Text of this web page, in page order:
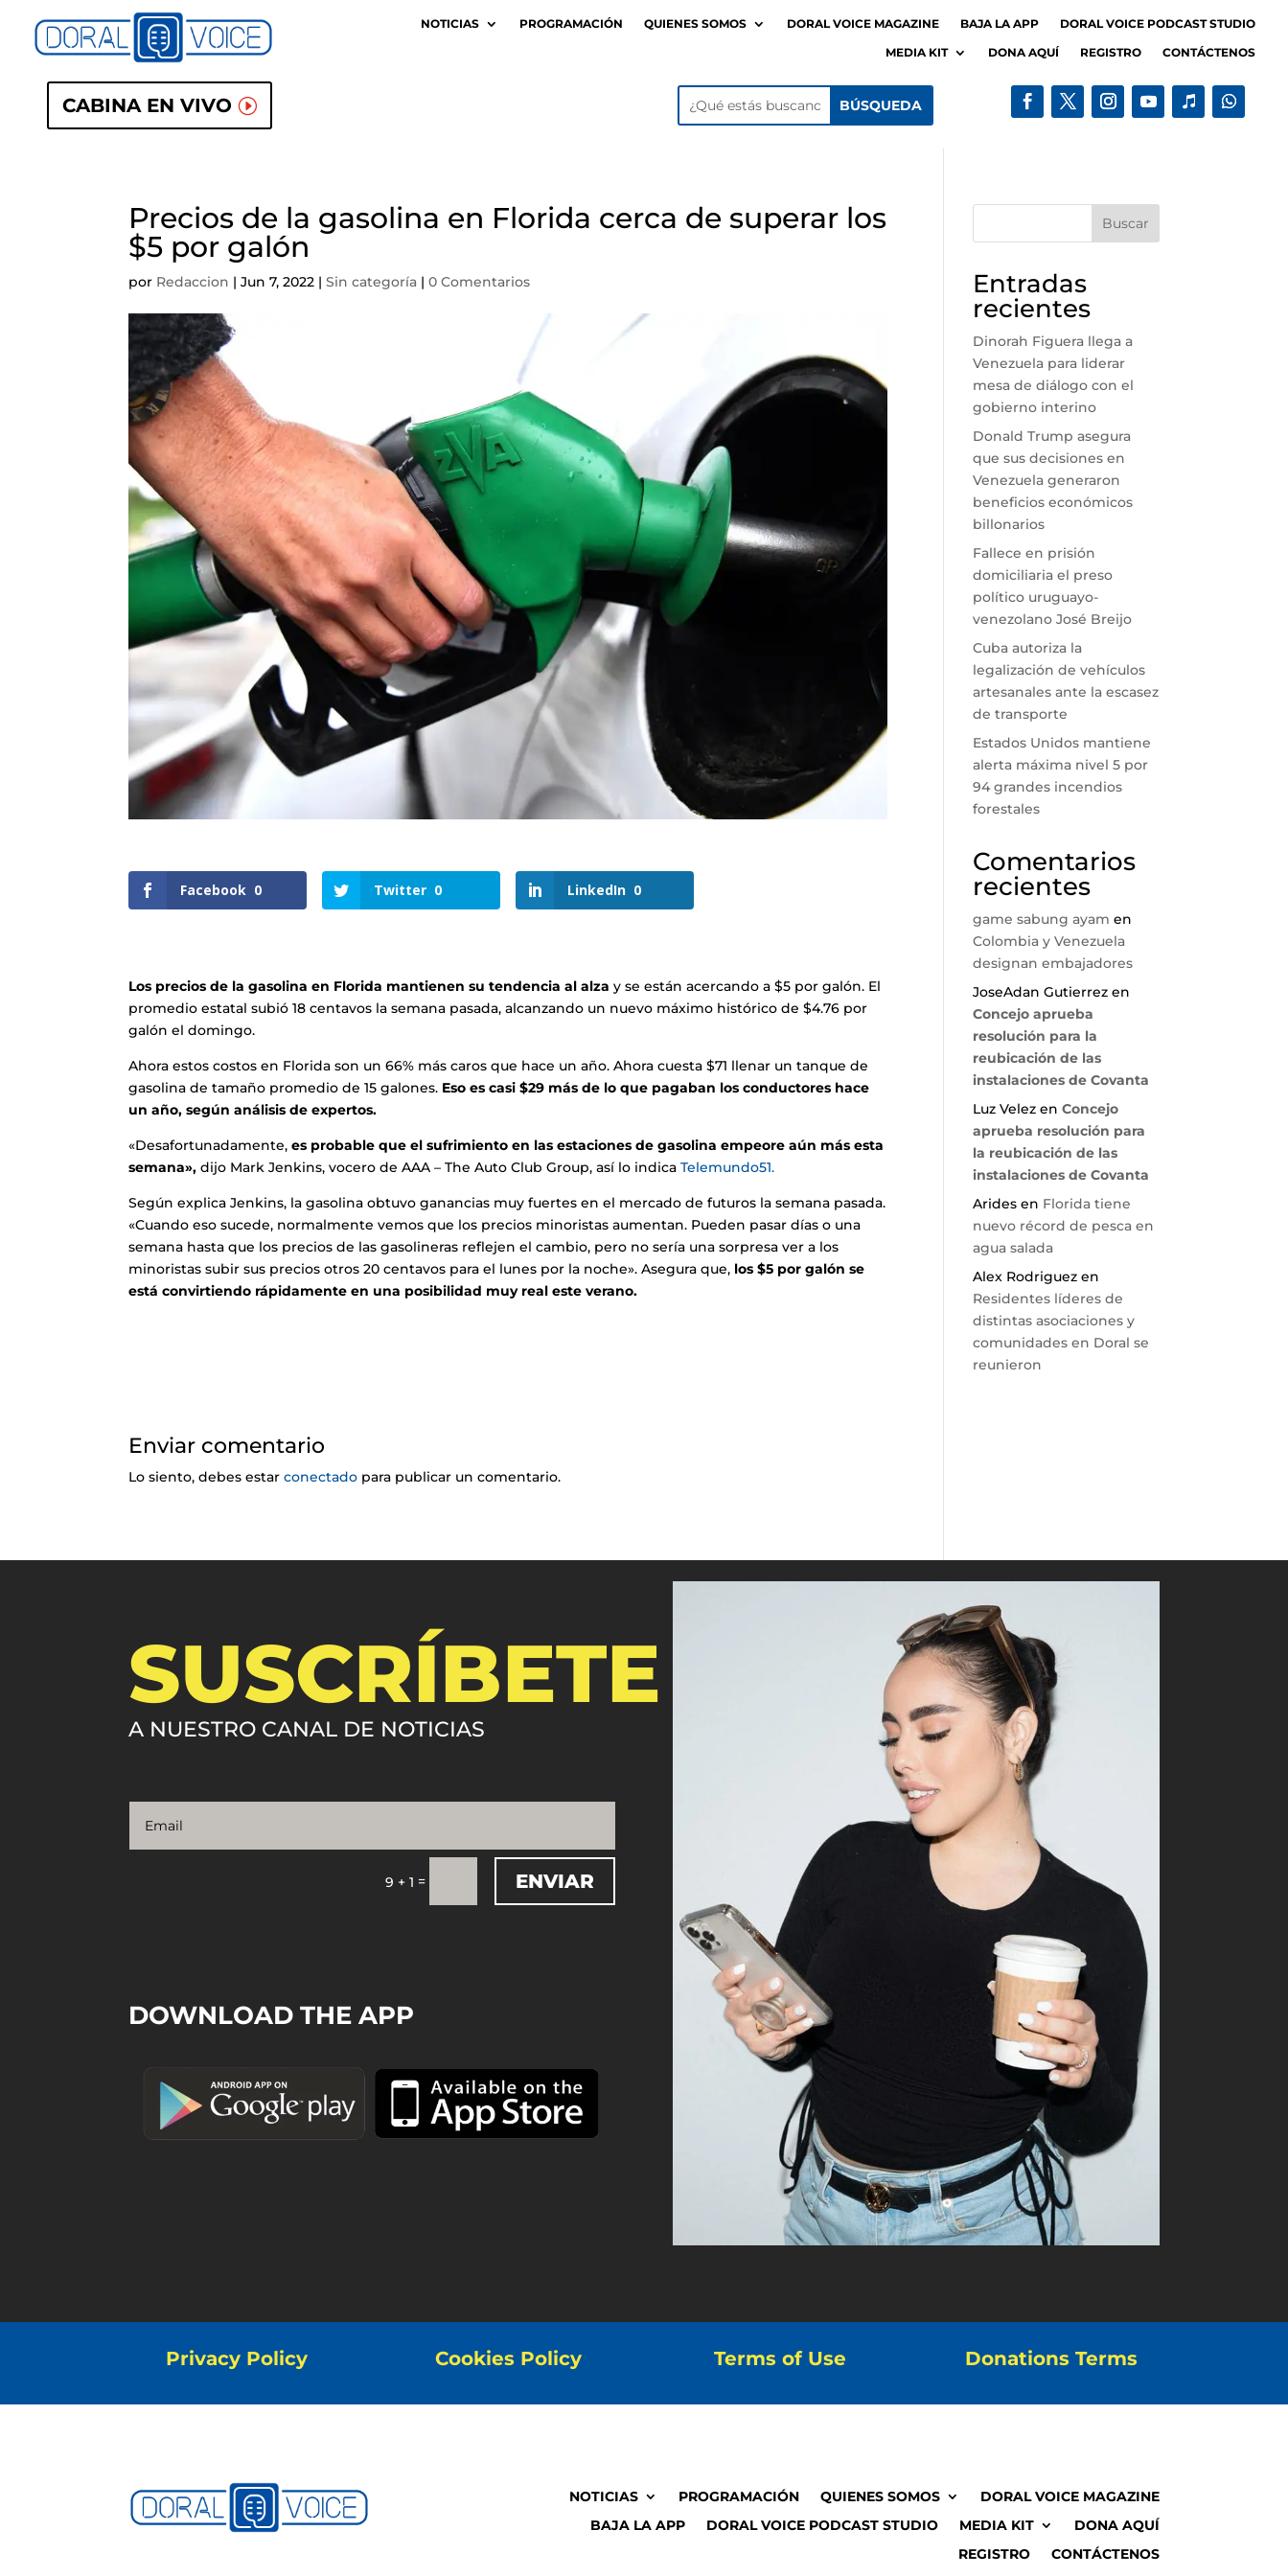
NOTICIAS PROGRAMACIÓN QUIENES SOMOS DORAL VOICE MAGAZINE BAJA LA APP
DORAL VOICE PODCAST STUDIO
MEDIA KIT
DONA AQUÍ REGISTRO CONTÁCTENOS
CABINA EN VIVO
Precios de la gasolina en Florida cerca de superar los
$5 por galón
por Redaccion |Jun 7, 2022 |Sin categoría |0 Comentarios
Facebook 0 Twitter 0 LinkedIn 0
Los precios de la gasolina en Florida mantienen su tendencia al alza y se están acercando a $5 por galón. El
promedio estatal subió 18 centavos la semana pasada, alcanzando un nuevo máximo histórico de $4.76 por
galón el domingo.
Ahora estos costos en Florida son un 66% más caros que hace un año. Ahora cuesta $71 llenar un tanque de
gasolina de tamaño promedio de 15 galones. Eso es casi $29 más de lo que pagaban los conductores hace
un año, según análisis de expertos.
«Desafortunadamente, es probable que el sufrimiento en las estaciones de gasolina empeore aún más esta
semana», dijo Mark Jenkins, vocero de AAA – The Auto Club Group, así lo indicaTelemundo51.
Según explica Jenkins, la gasolina obtuvo ganancias muy fuertes en el mercado de futuros la semana pasada.
«Cuando eso sucede, normalmente vemos que los precios minoristas aumentan. Pueden pasar días o una
semana hasta que los precios de las gasolineras reflejen el cambio, pero no sería una sorpresa ver a los
minoristas subir sus precios otros 20 centavos para el lunes por la noche». Asegura que, los $5 por galón se
está convirtiendo rápidamente en una posibilidad muy real este verano.
Enviar comentario
Lo siento, debes estarconectado para publicar un comentario.
Buscar
Entradas
recientes
Dinorah Figuera llega a
Venezuela para liderar
mesa de diálogo con el
gobierno interino
Donald Trump asegura
que sus decisiones en
Venezuela generaron
beneficios económicos
billonarios
Fallece en prisión
domiciliaria el preso
político uruguayo-
venezolano José Breijo
Cuba autoriza la
legalización de vehículos
artesanales ante la escasez
de transporte
Estados Unidos mantiene
alerta máxima nivel 5 por
94 grandes incendios
forestales
Comentarios
recientes
game sabung ayam en
Colombia y Venezuela
designan embajadores
JoseAdan Gutierrez en
Concejo aprueba
resolución para la
reubicación de las
instalaciones de Covanta
Luz Velez enConcejo
aprueba resolución para
la reubicación de las
instalaciones de Covanta
Arides en Florida tiene
nuevo récord de pesca en
agua salada
Alex Rodriguez en
Residentes líderes de
distintas asociaciones y
comunidades en Doral se
reunieron
SUSCRÍBETE
A NUESTRO CANAL DE NOTICIAS
9 + 1 = ENVIAR
DOWNLOAD THE APP
Privacy Policy Cookies Policy Terms of Use Donations Terms
NOTICIAS PROGRAMACIÓN QUIENES SOMOS
DORAL VOICE MAGAZINE
BAJA LA APP
DORAL VOICE PODCAST STUDIO MEDIA KIT
DONA AQUÍ
REGISTRO
CONTÁCTENOS